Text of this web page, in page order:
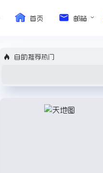
首页 邮箱
自助推荐热门